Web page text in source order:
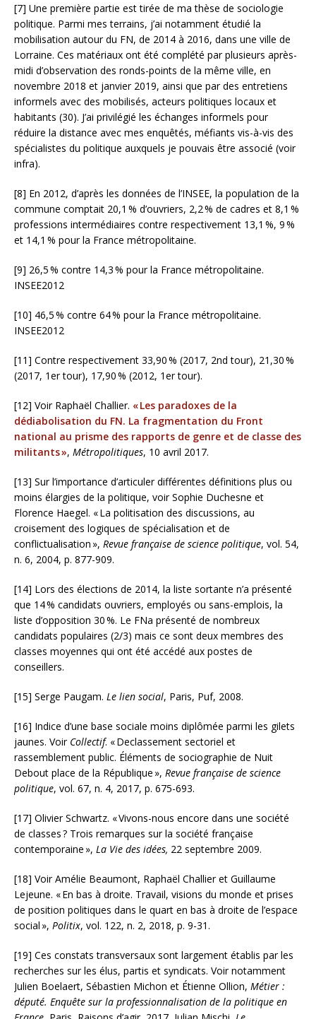
[7] Une première partie est tirée de ma thèse de sociologie
politique. Parmi mes terrains, j’ai notamment étudié la
mobilisation autour du FN, de 2014 à 2016, dans une ville de
Lorraine. Ces matériaux ont été complété par plusieurs après-
midi d’observation des ronds-points de la même ville, en
novembre 2018 et janvier 2019, ainsi que par des entretiens
informels avec des mobilisés, acteurs politiques locaux et
habitants (30). J’ai privilégié les échanges informels pour
réduire la distance avec mes enquêtés, méfiants vis-à-vis des
spécialistes du politique auxquels je pouvais être associé (voir
infra).
[8] En 2012, d’après les données de l’INSEE, la population de la
commune comptait 20,1 % d’ouvriers, 2,2% de cadres et 8,1 %
professions intermédiaires contre respectivement 13,1 %, 9%
et 14,1 % pour la France métropolitaine.
[9] 26,5% contre 14,3% pour la France métropolitaine.
INSEE2012
[10] 46,5% contre 64% pour la France métropolitaine.
INSEE2012
[11] Contre respectivement 33,90% (2017, 2nd tour), 21,30%
(2017, 1er tour), 17,90% (2012, 1er tour).
[12] Voir Raphaël Challier. «Les paradoxes de la
dédiabolisation du FN. La fragmentation du Front
national au prisme des rapports de genre et de classe des
militants», Métropolitiques, 10 avril 2017.
[13] Sur l’importance d’articuler différentes définitions plus ou
moins élargies de la politique, voir Sophie Duchesne et
Florence Haegel. «La politisation des discussions, au
croisement des logiques de spécialisation et de
conflictualisation », Revue française de science politique, vol. 54,
n. 6, 2004, p. 877-909.
[14] Lors des élections de 2014, la liste sortante n’a présenté
que 14% candidats ouvriers, employés ou sans-emplois, la
liste d’opposition 30%. Le FNa présenté de nombreux
candidats populaires (2/3) mais ce sont deux membres des
classes moyennes qui ont été accédé aux postes de
conseillers.
[15] Serge Paugam. Le lien social, Paris, Puf, 2008.
[16] Indice d’une base sociale moins diplômée parmi les gilets
jaunes. Voir Collectif. «Declassement sectoriel et
rassemblement public. Éléments de sociographie de Nuit
Debout place de la République », Revue française de science
politique, vol. 67, n. 4, 2017, p. 675-693.
[17] Olivier Schwartz. «Vivons-nous encore dans une société
de classes? Trois remarques sur la société française
contemporaine », La Vie des idées, 22 septembre 2009.
[18] Voir Amélie Beaumont, Raphaël Challier et Guillaume
Lejeune. «En bas à droite. Travail, visions du monde et prises
de position politiques dans le quart en bas à droite de l’espace
social », Politix, vol. 122, n. 2, 2018, p. 9-31.
[19] Ces constats transversaux sont largement établis par les
recherches sur les élus, partis et syndicats. Voir notamment
Julien Boelaert, Sébastien Michon et Étienne Ollion, Métier :
député. Enquête sur la professionnalisation de la politique en